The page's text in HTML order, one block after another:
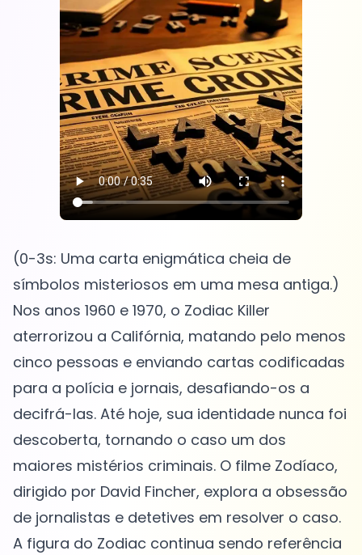
(0-3s: Uma carta enigmática cheia de
símbolos misteriosos em uma mesa antiga.)
Nos anos 1960 e 1970, o Zodiac Killer
aterrorizou a Califórnia, matando pelo menos
cinco pessoas e enviando cartas codificadas
para a polícia e jornais, desafiando-os a
decifrá-las. Até hoje, sua identidade nunca foi
descoberta, tornando o caso um dos
maiores mistérios criminais. O filme Zodíaco,
dirigido por David Fincher, explora a obsessão
de jornalistas e detetives em resolver o caso.
A figura do Zodiac continua sendo referência